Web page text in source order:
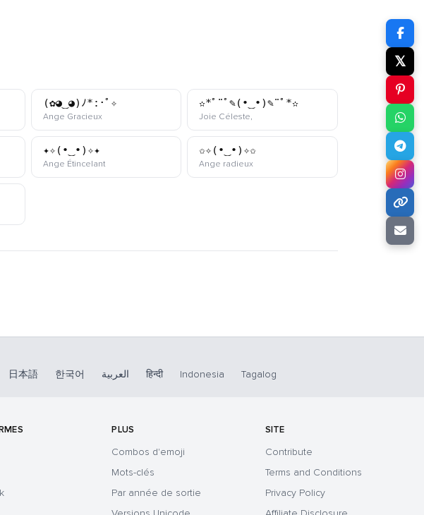
(✿◕‿◕)ﾉ*:･ﾟ✧
Ange Gracieuxkaomoji
✫*ﾟ¨ﾟ✎(•‿•)✎¨ﾟ*✫
Joie Céleste,
✦✧(•‿•)✧✦
Ange Étincelantkaomoji
✩✧(•‿•)✧✩
Ange radieuxkaomoji
𝕏
日本語 한국어 العربية हिन्दी Indonesia Tagalog
PLUS
Combos d'emoji
Mots-clés
Par année de sortie
SITE
Contribute
Terms and Conditions
Privacy Policy